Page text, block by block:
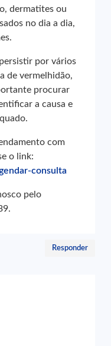
dermatites ou
no dia a dia,
por vários
de vermelhidão,
procurar
a causa e
com
o link:
consulta
pelo
Responder